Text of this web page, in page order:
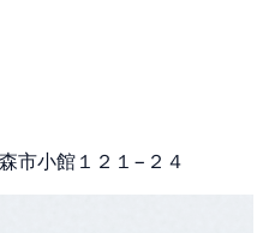
市小館１２１−２４